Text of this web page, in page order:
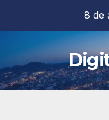
contenido
8 de